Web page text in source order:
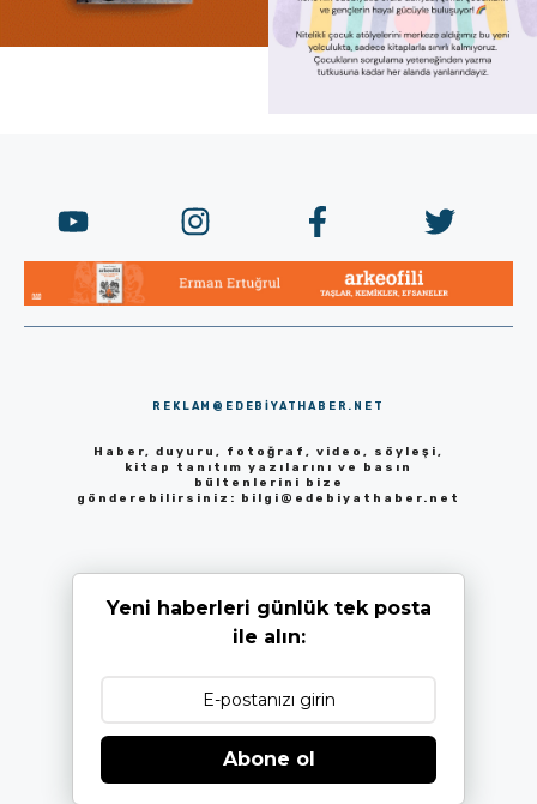
REKLAM@EDEBIYATHABER.NET
Haber, duyuru, fotoğraf, video, söyleşi,
kitap tanıtım yazılarını ve basın
bültenlerini bize
gönderebilirsiniz: bilgi@edebiyathaber.net
Yeni haberleri günlük tek posta
ile alın:
Abone ol